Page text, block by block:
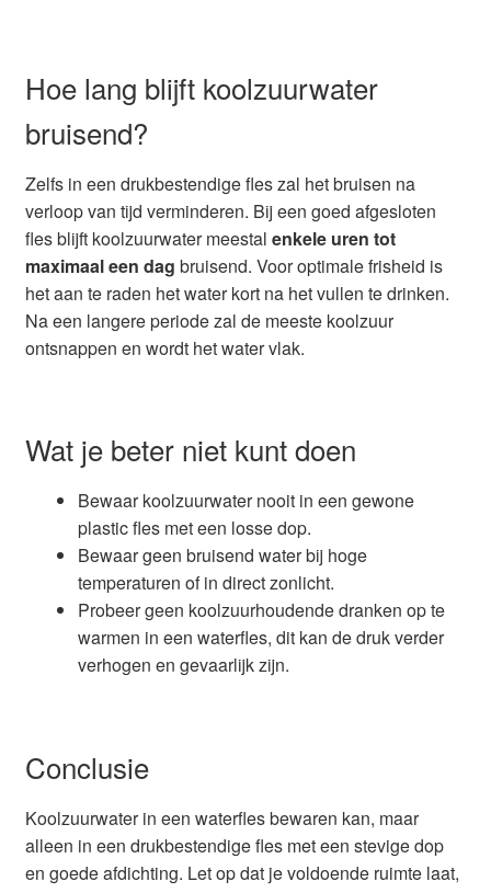
Hoe lang blijft koolzuurwater
bruisend?
Zelfs in een drukbestendige fles zal het bruisen na
verloop van tijd verminderen. Bij een goed afgesloten
fles blijft koolzuurwater meestal enkele uren tot
maximaal een dag bruisend. Voor optimale frisheid is
het aan te raden het water kort na het vullen te drinken.
Na een langere periode zal de meeste koolzuur
ontsnappen en wordt het water vlak.
Wat je beter niet kunt doen
Bewaar koolzuurwater nooit in een gewone
plastic fles met een losse dop.
Bewaar geen bruisend water bij hoge
temperaturen of in direct zonlicht.
Probeer geen koolzuurhoudende dranken op te
warmen in een waterfles, dit kan de druk verder
verhogen en gevaarlijk zijn.
Conclusie
Koolzuurwater in een waterfles bewaren kan, maar
alleen in een drukbestendige fles met een stevige dop
en goede afdichting. Let op dat je voldoende ruimte laat,